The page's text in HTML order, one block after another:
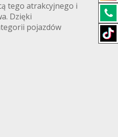
tego atrakcyjnego i
Dzięki
pojazdów